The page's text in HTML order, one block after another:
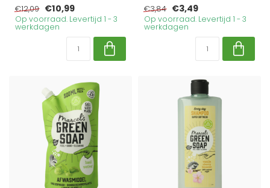
€12,09 €10,99
Op voorraad. Levertijd 1 - 3
werkdagen
€3,84 €3,49
Op voorraad. Levertijd 1 - 3
werkdagen